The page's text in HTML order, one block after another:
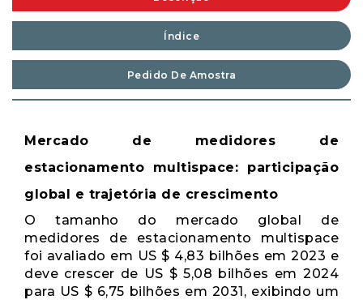
Índice
Pedido De Amostra
Mercado de medidores de
estacionamento multispace: participação
global e trajetória de crescimento
O tamanho do mercado global de
medidores de estacionamento multispace
foi avaliado em US $ 4,83 bilhões em 2023 e
deve crescer de US $ 5,08 bilhões em 2024
para US $ 6,75 bilhões em 2031, exibindo um